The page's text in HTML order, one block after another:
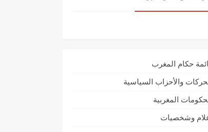
حكام المغرب
والأحزاب السياسية
المغربية
وشخصيات